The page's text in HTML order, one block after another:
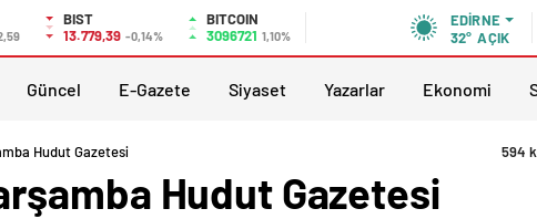
BIST
13.779,39 -0,14%
BITCOIN
3096721 1,10%
EDIRNE
32° AÇIK
Güncel E-Gazete Siyaset Yazarlar Ekonomi
Hudut Gazetesi 594
Hudut Gazetesi